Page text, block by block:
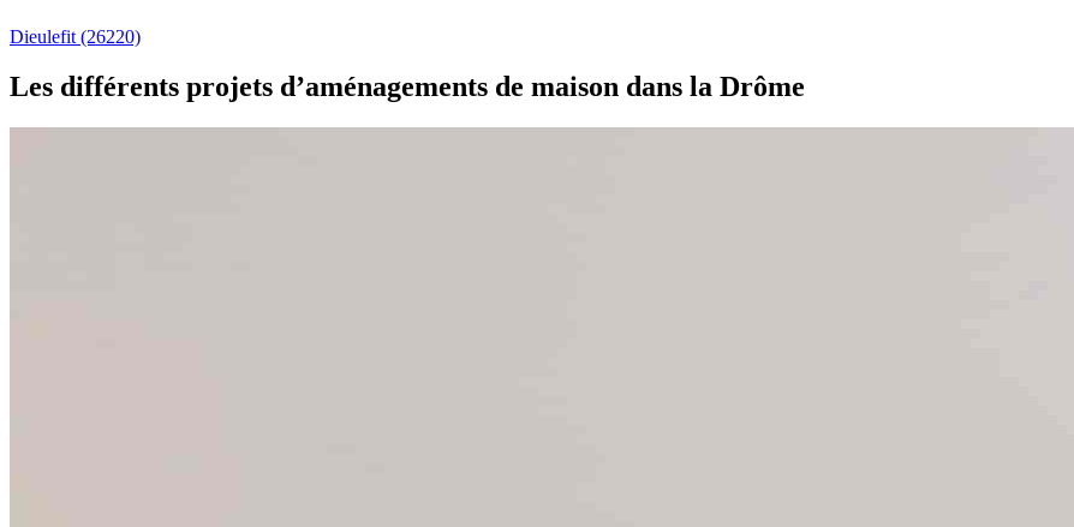
Dieulefit (26220)
Les différents projets d’aménagements de maison dans la Drôme